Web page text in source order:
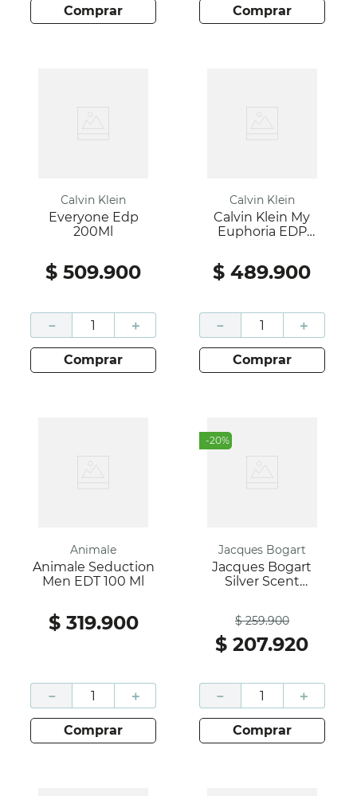
comprar comprar
Calvin Klein
Everyone Edp
200Ml
$ 509.900
＋
－
comprar
Calvin Klein
Calvin Klein My
Euphoria EDP
$ 489.900
＋
－
comprar
Animale
Animale Seduction
Men EDT 100 Ml
$ 319.900
＋
－
comprar
-20%
Jacques Bogart
Jacques Bogart
Silver Scent
$ 259.900
$ 207.920
＋
－
comprar